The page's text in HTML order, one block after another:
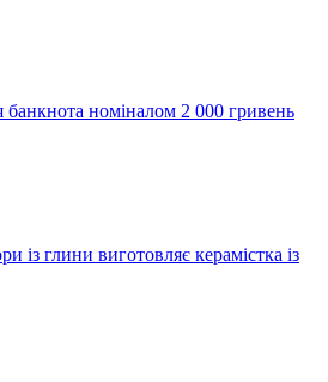
банкнота номіналом 2 000 гривень
із глини виготовляє керамістка із